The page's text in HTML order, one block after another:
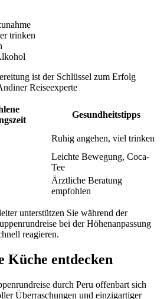
trinken
ist der Schlüssel zum Erfolg
Reiseexperte
Gesundheitstipps
Ruhig angehen, viel trinken
Leichte Bewegung, Coca-
Tee
Ärztliche Beratung
empfohlen
unterstützen Sie während der
bei der Höhenanpassung
reagieren.
Küche entdecken
durch Peru offenbart sich
Überraschungen und einzigartiger